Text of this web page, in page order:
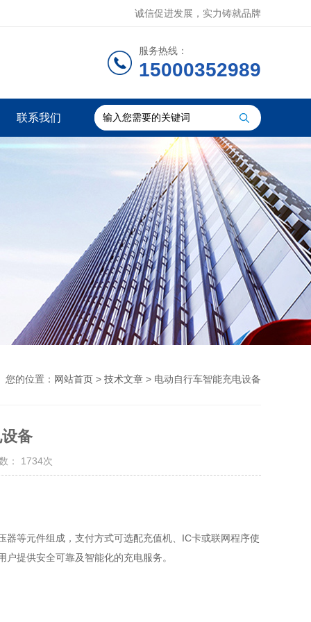
诚信促进发展，实力铸就品牌
服务热线：
15000352989
联系我们
您的位置： 网站首页 > 技术文章 > 电动自行车智能充电设备
备
： 1734次
等元件组成，支付方式可选配充值机、IC卡或联网程序使
提供安全可靠及智能化的充电服务。